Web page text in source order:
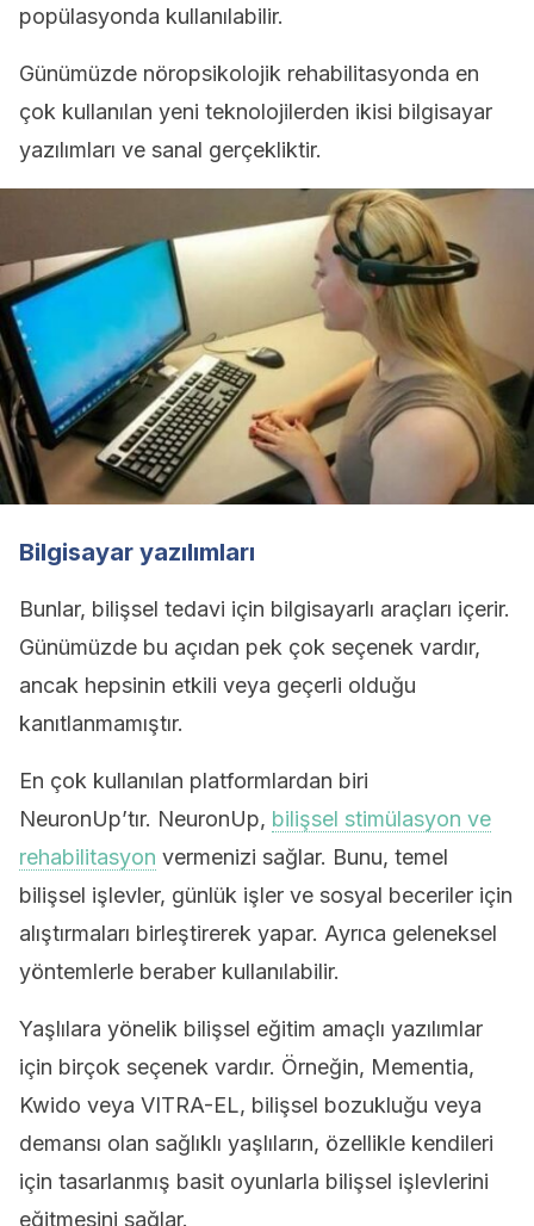
popülasyonda kullanılabilir.
Günümüzde nöropsikolojik rehabilitasyonda en
çok kullanılan yeni teknolojilerden ikisi bilgisayar
yazılımları ve sanal gerçekliktir.
Bilgisayar yazılımları
Bunlar, bilişsel tedavi için bilgisayarlı araçları içerir.
Günümüzde bu açıdan pek çok seçenek vardır,
ancak hepsinin etkili veya geçerli olduğu
kanıtlanmamıştır.
En çok kullanılan platformlardan biri
NeuronUp’tır. NeuronUp, bilişsel stimülasyon ve
rehabilitasyon vermenizi sağlar. Bunu, temel
bilişsel işlevler, günlük işler ve sosyal beceriler için
alıştırmaları birleştirerek yapar. Ayrıca geleneksel
yöntemlerle beraber kullanılabilir.
Yaşlılara yönelik bilişsel eğitim amaçlı yazılımlar
için birçok seçenek vardır. Örneğin, Mementia,
Kwido veya VITRA-EL, bilişsel bozukluğu veya
demansı olan sağlıklı yaşlıların, özellikle kendileri
için tasarlanmış basit oyunlarla bilişsel işlevlerini
eğitmesini sağlar.